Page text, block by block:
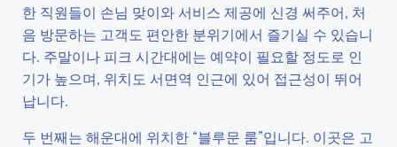
한 직원들이 손님 맞이와 서비스 제공에 신경 써주어, 처
음 방문하는 고객도 편안한 분위기에서 즐기실 수 있습니
다. 주말이나 피크 시간대에는 예약이 필요할 정도로 인
기가 높으며, 위치도 서면역 인근에 있어 접근성이 뛰어
납니다.
두 번째는 해운대에 위치한 “블루문 룸”입니다. 이곳은 고